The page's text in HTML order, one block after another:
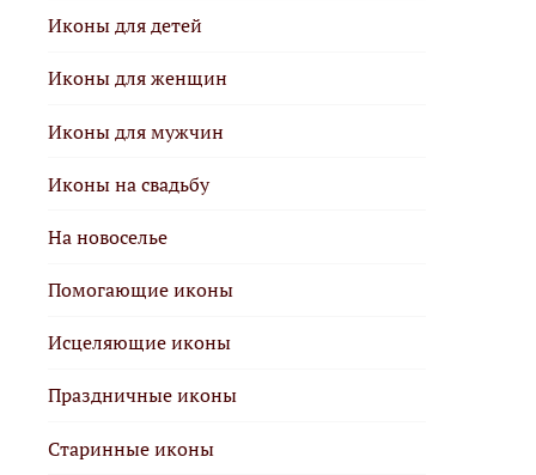
Иконы для детей
Иконы для женщин
Иконы для мужчин
Иконы на свадьбу
На новоселье
Помогающие иконы
Исцеляющие иконы
Праздничные иконы
Старинные иконы